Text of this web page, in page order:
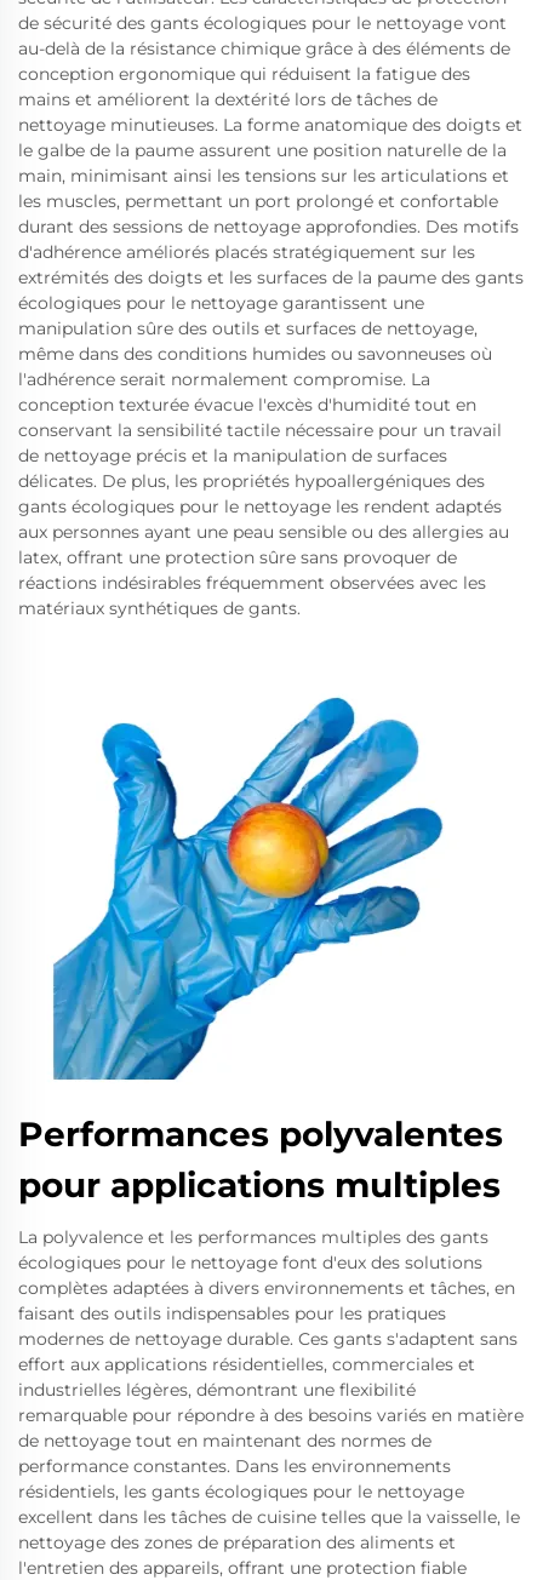
de sécurité des gants écologiques pour le nettoyage vont
au-delà de la résistance chimique grâce à des éléments de
conception ergonomique qui réduisent la fatigue des
mains et améliorent la dextérité lors de tâches de
nettoyage minutieuses. La forme anatomique des doigts et
le galbe de la paume assurent une position naturelle de la
main, minimisant ainsi les tensions sur les articulations et
les muscles, permettant un port prolongé et confortable
durant des sessions de nettoyage approfondies. Des motifs
d'adhérence améliorés placés stratégiquement sur les
extrémités des doigts et les surfaces de la paume des gants
écologiques pour le nettoyage garantissent une
manipulation sûre des outils et surfaces de nettoyage,
même dans des conditions humides ou savonneuses où
l'adhérence serait normalement compromise. La
conception texturée évacue l'excès d'humidité tout en
conservant la sensibilité tactile nécessaire pour un travail
de nettoyage précis et la manipulation de surfaces
délicates. De plus, les propriétés hypoallergéniques des
gants écologiques pour le nettoyage les rendent adaptés
aux personnes ayant une peau sensible ou des allergies au
latex, offrant une protection sûre sans provoquer de
réactions indésirables fréquemment observées avec les
matériaux synthétiques de gants.
Performances polyvalentes
pour applications multiples
La polyvalence et les performances multiples des gants
écologiques pour le nettoyage font d'eux des solutions
complètes adaptées à divers environnements et tâches, en
faisant des outils indispensables pour les pratiques
modernes de nettoyage durable. Ces gants s'adaptent sans
effort aux applications résidentielles, commerciales et
industrielles légères, démontrant une flexibilité
remarquable pour répondre à des besoins variés en matière
de nettoyage tout en maintenant des normes de
performance constantes. Dans les environnements
résidentiels, les gants écologiques pour le nettoyage
excellent dans les tâches de cuisine telles que la vaisselle, le
nettoyage des zones de préparation des aliments et
l'entretien des appareils, offrant une protection fiable